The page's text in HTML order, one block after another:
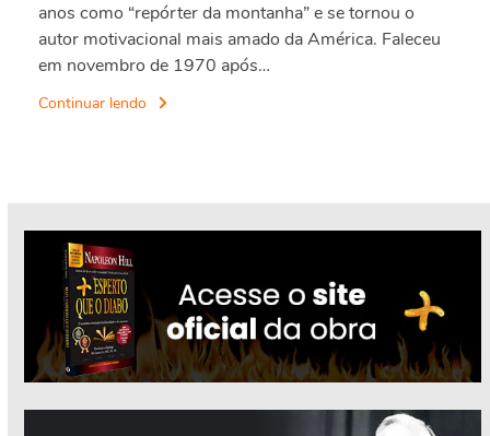
anos como “repórter da montanha” e se tornou o
autor motivacional mais amado da América. Faleceu
em novembro de 1970 após…
Continuar lendo